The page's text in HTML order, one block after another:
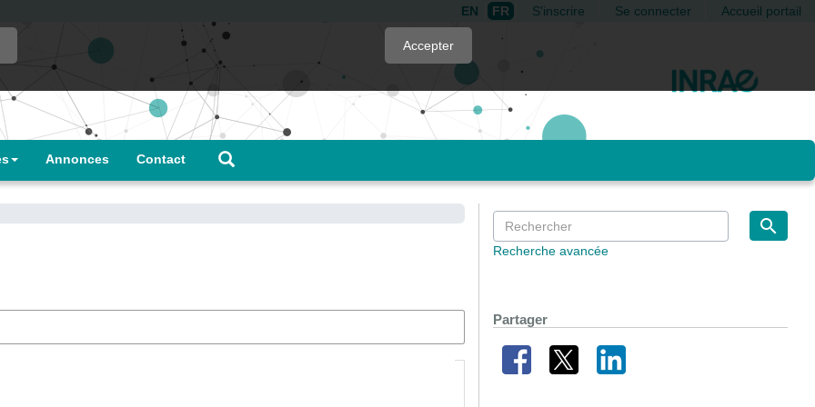
EN FR S'inscrire Se connecter Accueil portail
Annonces Contact
Recherche avancée
Partager
Accepter